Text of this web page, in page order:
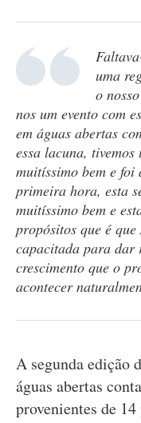
uma
o
nos um evento com
em águas abertas
essa lacuna,
muitíssimo bem e foi
primeira hora, esta
muitíssimo bem e
propósitos que é
capacitada para dar
crescimento que o
acontecer
A segunda edição
águas abertas
provenientes de